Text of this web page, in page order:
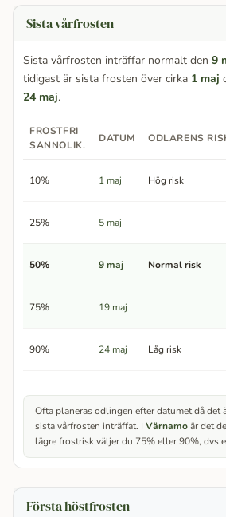
Sista vårfrosten
Sista vårfrosten inträffar normalt den 9
tidigast är sista frosten över cirka 1 maj
24 maj.
FROSTFRI
SANNOLIK.
DATUM ODLARENS
10% 1 maj Hög risk
25% 5 maj
50% 9 maj Normal risk
75% 19 maj
90% 24 maj Låg risk
Ofta planeras odlingen efter datumet då det
sista vårfrosten inträffat. I Värnamoär det
lägre frostrisk väljer du 75% eller 90%, dvs
Första höstfrosten